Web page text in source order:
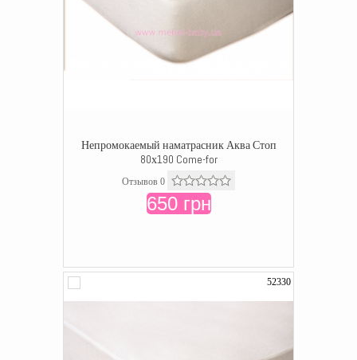
Непромокаемый наматрасник Аква Стоп
80х190 Come-for
Отзывов 0
650 грн
52330